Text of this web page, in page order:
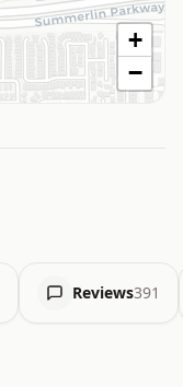
+
−
Reviews391